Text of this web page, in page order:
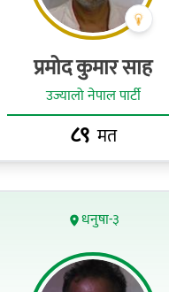
प्रमोद कुमार साह
उज्यालो नेपाल पार्टी
८९ मत
धनुषा-३